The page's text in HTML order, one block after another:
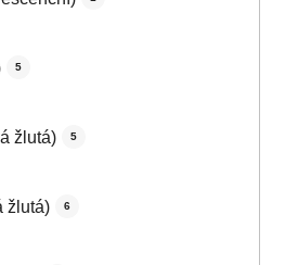
5
žlutá) 5
žlutá) 6